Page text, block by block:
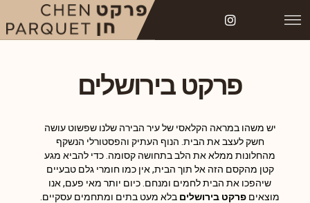
פרקט בירושלים
יש משהו במראה הקלאסי של עיר הבירה שלנו שפשוט עושה
חשק לעצב את הבית. הנוף העתיק והפסטורלי הנשקף
מהחלונות ממלא את הלב בתחושה קסומה. כדי להביא מגע
קטן מהקסם הזה אל תוך הבית, אין כמו חומרי גלם טבעיים
שיהפכו את הבית לחמים ומנחם. כיום יותר מאי פעם, אנו
מוצאים פרקט בירושלים בלא מעט בתים ומתחמים עסקיים.